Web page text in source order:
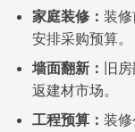
家庭装修： 装
安排采购预算。
墙面翻新： 旧
返建材市场。
工程预算： 装